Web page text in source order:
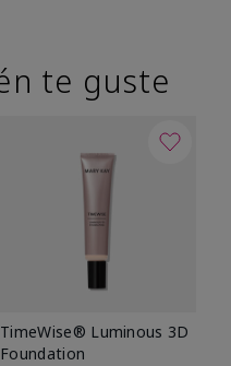
te guste
TimeWise® Luminous 3D
Foundation